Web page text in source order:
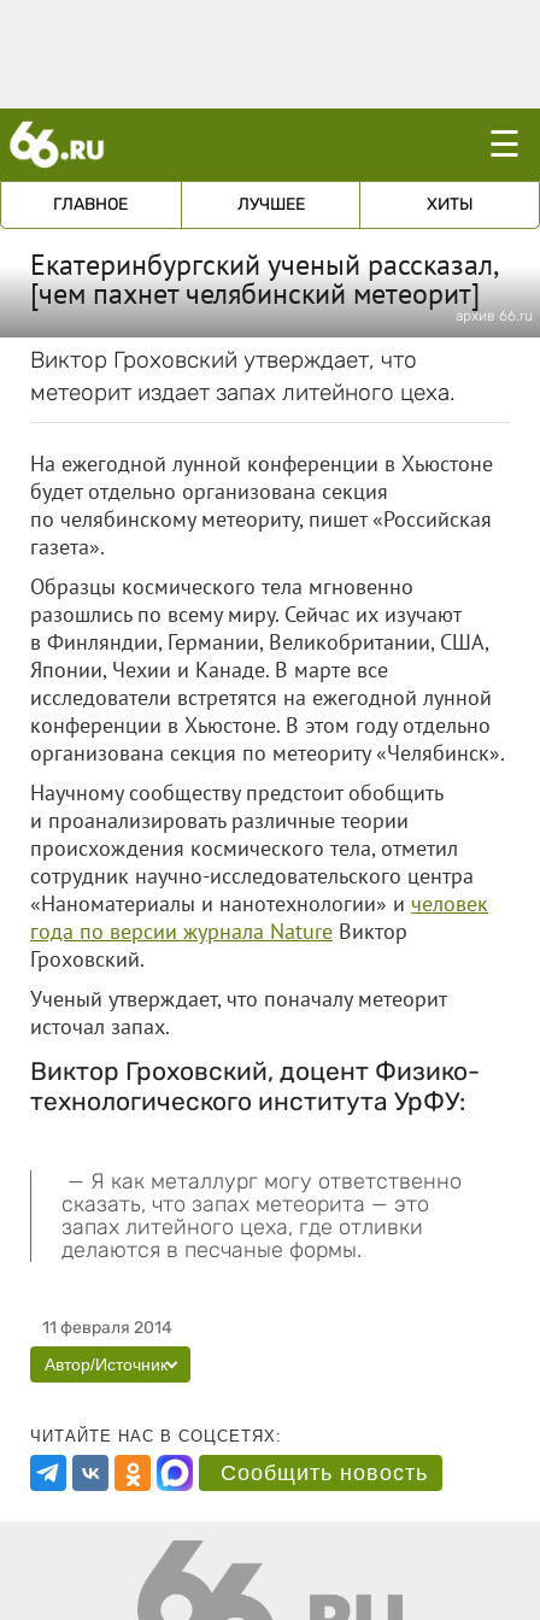
☰
ГЛАВНОЕ ЛУЧШЕЕ ХИТЫ
Екатеринбургский ученый рассказал,
[чем пахнет челябинский метеорит]
архив 66.ru
Виктор Гроховский утверждает, что
метеорит издает запах литейного цеха.
На ежегодной лунной конференции в Хьюстоне
будет отдельно организована секция
по челябинскому метеориту, пишет «Российская
газета».
Образцы космического тела мгновенно
разошлись по всему миру. Сейчас их изучают
в Финляндии, Германии, Великобритании, США,
Японии, Чехии и Канаде. В марте все
исследователи встретятся на ежегодной лунной
конференции в Хьюстоне. В этом году отдельно
организована секция по метеориту «Челябинск».
Научному сообществу предстоит обобщить
и проанализировать различные теории
происхождения космического тела, отметил
сотрудник научно-исследовательского центра
«Наноматериалы и нанотехнологии» и человек
года по версии журнала Nature Виктор
Гроховский.
Ученый утверждает, что поначалу метеорит
источал запах.
Виктор Гроховский, доцент Физико-
технологического института УрФУ:
— Я как металлург могу ответственно
сказать, что запах метеорита — это
запах литейного цеха, где отливки
делаются в песчаные формы.
11 февраля 2014
Автор/Источник
ЧИТАЙТЕ НАС В СОЦСЕТЯХ:
Сообщить новость